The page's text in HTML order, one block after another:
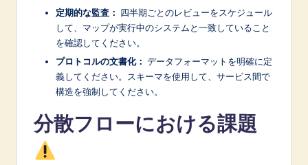
定期的な監査： 四半期ごとのレビューをスケジュール
して、マップが実行中のシステムと一致していること
を確認してください。
プロトコルの文書化： データフォーマットを明確に定
義してください。スキーマを使用して、サービス間で
構造を強制してください。
分散フローにおける課題